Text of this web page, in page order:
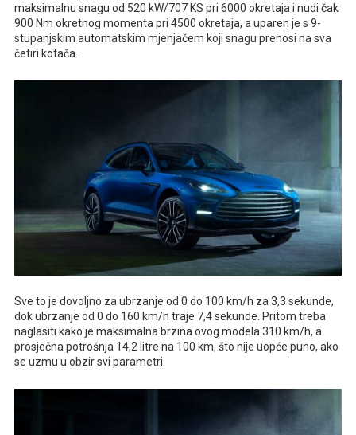
maksimalnu snagu od 520 kW/707 KS pri 6000 okretaja i nudi čak
900 Nm okretnog momenta pri 4500 okretaja, a uparen je s 9-
stupanjskim automatskim mjenjačem koji snagu prenosi na sva
četiri kotača.
Sve to je dovoljno za ubrzanje od 0 do 100 km/h za 3,3 sekunde,
dok ubrzanje od 0 do 160 km/h traje 7,4 sekunde. Pritom treba
naglasiti kako je maksimalna brzina ovog modela 310 km/h, a
prosječna potrošnja 14,2 litre na 100 km, što nije uopće puno, ako
se uzmu u obzir svi parametri.